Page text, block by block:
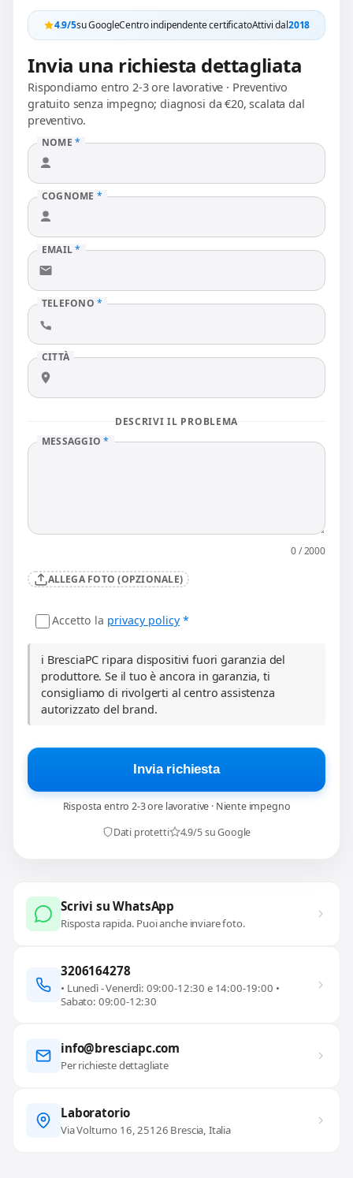
4.9/5su GoogleCentro indipendente certificatoAttivi dal2018
Invia una richiesta dettagliata
Rispondiamo entro 2-3 ore lavorative · Preventivo
gratuito senza impegno; diagnosi da €20, scalata dal
preventivo.
NOME*
COGNOME *
EMAIL*
TELEFONO*
CITTÀ
DESCRIVI IL PROBLEMA
MESSAGGIO*
0 / 2000
ALLEGA FOTO (OPZIONALE)
Accetto la privacy policy *
ℹ️ BresciaPC ripara dispositivi fuori garanzia del
produttore. Se il tuo è ancora in garanzia, ti
consigliamo di rivolgerti al centro assistenza
autorizzato del brand.
Invia richiesta
Risposta entro 2-3 ore lavorative · Niente impegno
Dati protetti
4.9/5 su Google
Scrivi su WhatsApp
Risposta rapida. Puoi anche inviare foto.
3206164278
• Lunedì - Venerdì: 09:00-12:30 e 14:00-19:00 •
Sabato: 09:00-12:30
info@bresciapc.com
Per richieste dettagliate
Laboratorio
Via Volturno 16, 25126 Brescia, Italia